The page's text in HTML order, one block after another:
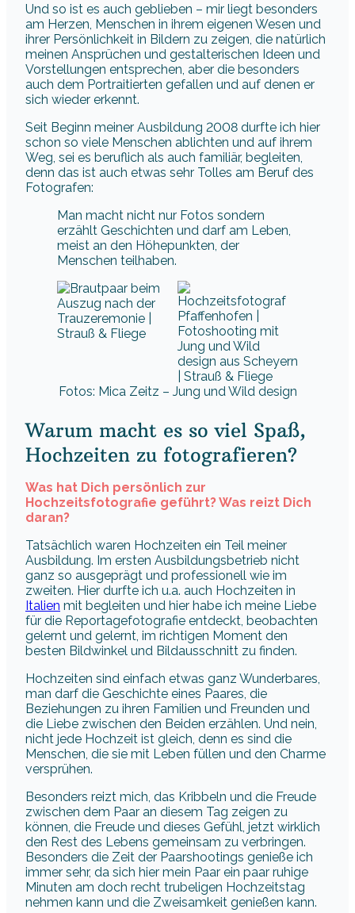
Und so ist es auch geblieben – mir liegt besonders
am Herzen, Menschen in ihrem eigenen Wesen und
ihrer Persönlichkeit in Bildern zu zeigen, die natürlich
meinen Ansprüchen und gestalterischen Ideen und
Vorstellungen entsprechen, aber die besonders
auch dem Portraitierten gefallen und auf denen er
sich wieder erkennt.
Seit Beginn meiner Ausbildung 2008 durfte ich hier
schon so viele Menschen ablichten und auf ihrem
Weg, sei es beruflich als auch familiär, begleiten,
denn das ist auch etwas sehr Tolles am Beruf des
Fotografen:
Man macht nicht nur Fotos sondern
erzählt Geschichten und darf am Leben,
meist an den Höhepunkten, der
Menschen teilhaben.
Fotos: Mica Zeitz – Jung und Wild design
Warum macht es so viel Spaß,
Hochzeiten zu fotografieren?
Was hat Dich persönlich zur
Hochzeitsfotografie geführt? Was reizt Dich
daran?
Tatsächlich waren Hochzeiten ein Teil meiner
Ausbildung. Im ersten Ausbildungsbetrieb nicht
ganz so ausgeprägt und professionell wie im
zweiten. Hier durfte ich u.a. auch Hochzeiten in
Italien mit begleiten und hier habe ich meine Liebe
für die Reportagefotografie entdeckt, beobachten
gelernt und gelernt, im richtigen Moment den
besten Bildwinkel und Bildausschnitt zu finden.
Hochzeiten sind einfach etwas ganz Wunderbares,
man darf die Geschichte eines Paares, die
Beziehungen zu ihren Familien und Freunden und
die Liebe zwischen den Beiden erzählen. Und nein,
nicht jede Hochzeit ist gleich, denn es sind die
Menschen, die sie mit Leben füllen und den Charme
versprühen.
Besonders reizt mich, das Kribbeln und die Freude
zwischen dem Paar an diesem Tag zeigen zu
können, die Freude und dieses Gefühl, jetzt wirklich
den Rest des Lebens gemeinsam zu verbringen.
Besonders die Zeit der Paarshootings genieße ich
immer sehr, da sich hier mein Paar ein paar ruhige
Minuten am doch recht trubeligen Hochzeitstag
nehmen kann und die Zweisamkeit genießen kann.